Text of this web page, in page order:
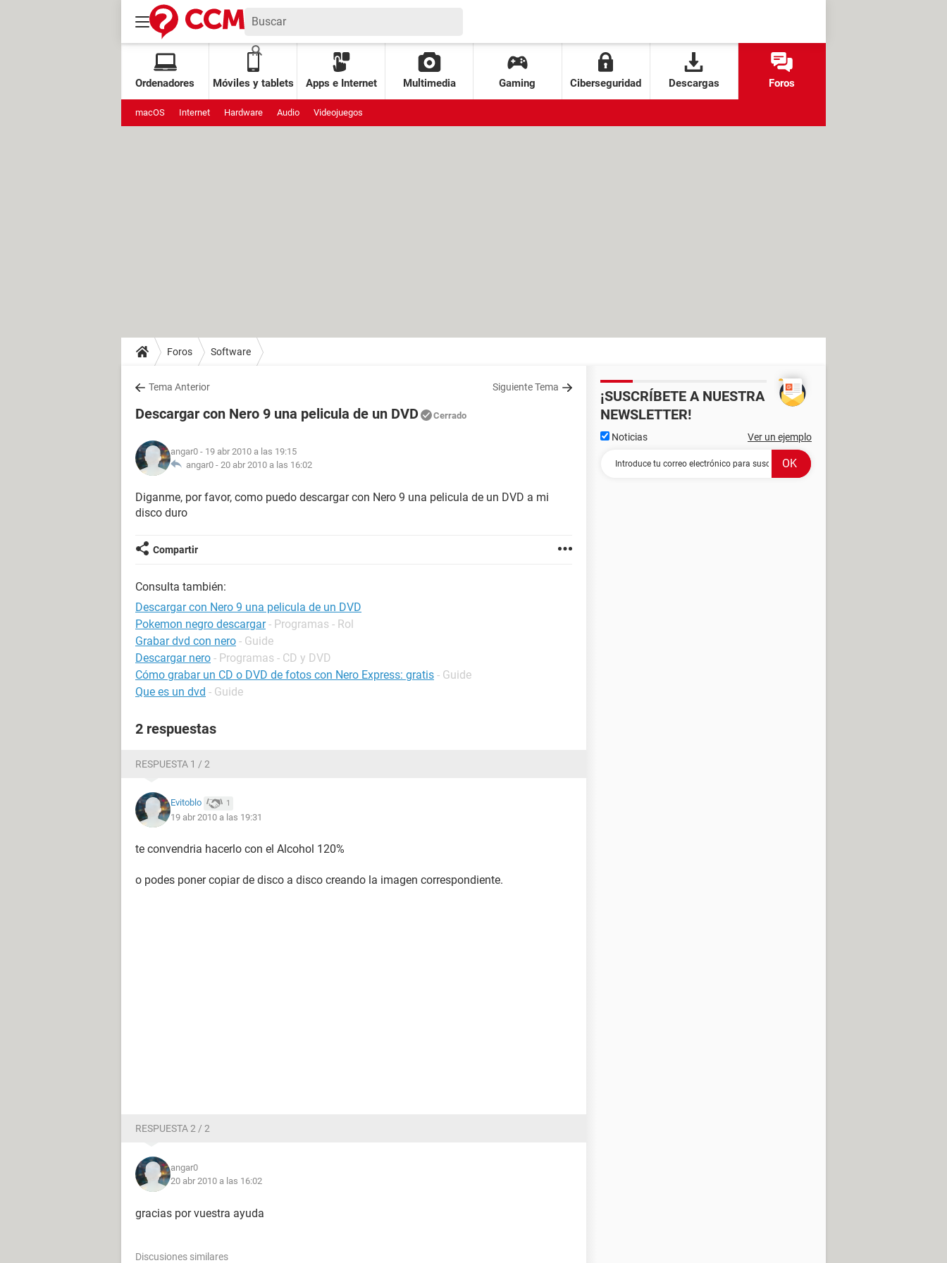
Ordenadores Móviles y tablets Apps e Internet Multimedia Gaming Ciberseguridad Descargas Foros
macOS Internet Hardware Audio Videojuegos
Foros Software
Tema Anterior Siguiente Tema
Descargar con Nero 9 una pelicula de un DVD Cerrado
angar0 - 19 abr 2010 a las 19:15
angar0 - 20 abr 2010 a las 16:02
Diganme, por favor, como puedo descargar con Nero 9 una pelicula de un DVD a mi
disco duro
Compartir
Consulta también:
Descargar con Nero 9 una pelicula de un DVD
Pokemon negro descargar - Programas - Rol
Grabar dvd con nero - Guide
Descargar nero - Programas - CD y DVD
Cómo grabar un CD o DVD de fotos con Nero Express: gratis - Guide
Que es un dvd - Guide
2 respuestas
RESPUESTA 1 / 2
Evitoblo 1
19 abr 2010 a las 19:31
te convendria hacerlo con el Alcohol 120%
o podes poner copiar de disco a disco creando la imagen correspondiente.
RESPUESTA 2 / 2
angar0
20 abr 2010 a las 16:02
gracias por vuestra ayuda
Discusiones similares
¡SUSCRÍBETE A NUESTRA
NEWSLETTER!
Noticias Ver un ejemplo